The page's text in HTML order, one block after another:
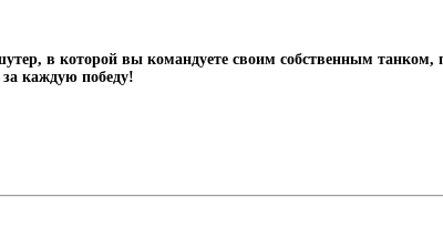
в которой вы командуете своим собственным танком,
каждую победу!